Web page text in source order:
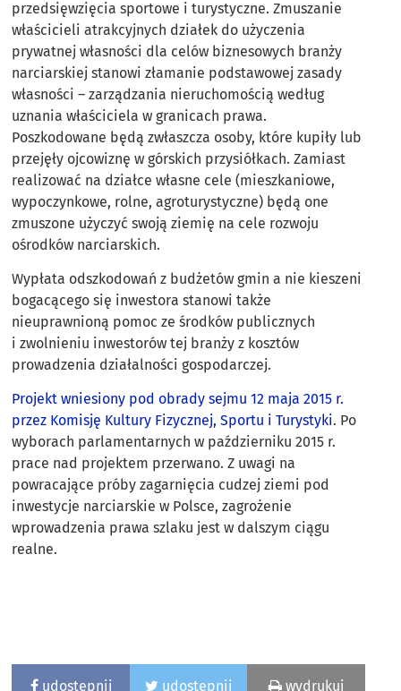
przedsięwzięcia sportowe i turystyczne. Zmuszanie
właścicieli atrakcyjnych działek do użyczenia
prywatnej własności dla celów biznesowych branży
narciarskiej stanowi złamanie podstawowej zasady
własności – zarządzania nieruchomością według
uznania właściciela w granicach prawa.
Poszkodowane będą zwłaszcza osoby, które kupiły lub
przejęły ojcowiznę w górskich przysiółkach. Zamiast
realizować na działce własne cele (mieszkaniowe,
wypoczynkowe, rolne, agroturystyczne) będą one
zmuszone użyczyć swoją ziemię na cele rozwoju
ośrodków narciarskich.
Wypłata odszkodowań z budżetów gmin a nie kieszeni
bogacącego się inwestora stanowi także
nieuprawnioną pomoc ze środków publicznych
i zwolnieniu inwestorów tej branży z kosztów
prowadzenia działalności gospodarczej.
Projekt wniesiony pod obrady sejmu 12 maja 2015 r.
przez Komisję Kultury Fizycznej, Sportu i Turystyki. Po
wyborach parlamentarnych w październiku 2015 r.
prace nad projektem przerwano. Z uwagi na
powracające próby zagarnięcia cudzej ziemi pod
inwestycje narciarskie w Polsce, zagrożenie
wprowadzenia prawa szlaku jest w dalszym ciągu
realne.
udostępnij udostępnij wydrukuj